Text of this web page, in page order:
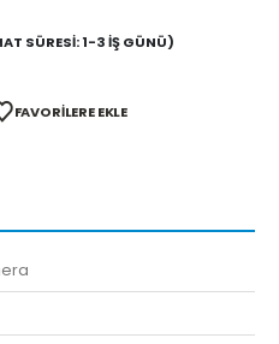
SÜRESI: 1-3 İŞ GÜNÜ)
FAVORILERE EKLE